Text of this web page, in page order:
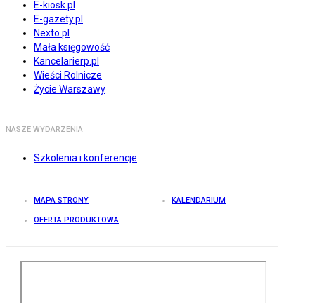
E-kiosk.pl
E-gazety.pl
Nexto.pl
Mała księgowość
Kancelarierp.pl
Wieści Rolnicze
Życie Warszawy
NASZE WYDARZENIA
Szkolenia i konferencje
MAPA STRONY KALENDARIUM
OFERTA PRODUKTOWA